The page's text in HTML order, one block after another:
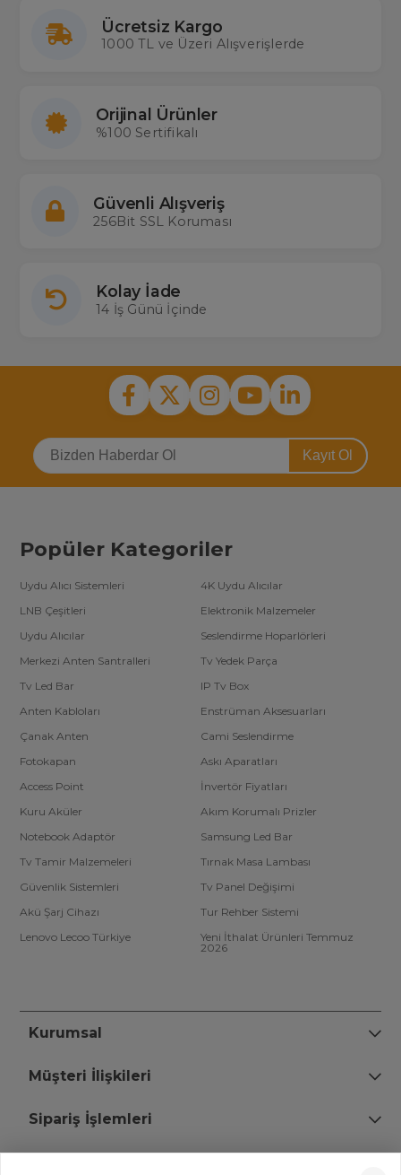
Ücretsiz Kargo
1000 TL ve Üzeri Alışverişlerde
Orijinal Ürünler
%100 Sertifikalı
Güvenli Alışveriş
256Bit SSL Koruması
Kolay İade
14 İş Günü İçinde
Kayıt Ol
Popüler Kategoriler
Uydu Alıcı Sistemleri
4K Uydu Alıcılar
LNB Çeşitleri
Elektronik Malzemeler
Uydu Alıcılar
Seslendirme Hoparlörleri
Merkezi Anten Santralleri
Tv Yedek Parça
Tv Led Bar
IP Tv Box
Anten Kabloları
Enstrüman Aksesuarları
Çanak Anten
Cami Seslendirme
Fotokapan
Askı Aparatları
Access Point
İnvertör Fiyatları
Kuru Aküler
Akım Korumalı Prizler
Notebook Adaptör
Samsung Led Bar
Tv Tamir Malzemeleri
Tırnak Masa Lambası
Güvenlik Sistemleri
Tv Panel Değişimi
Akü Şarj Cihazı
Tur Rehber Sistemi
Lenovo Lecoo Türkiye
Yeni İthalat Ürünleri Temmuz
2026
Kurumsal
Müşteri İlişkileri
Sipariş İşlemleri